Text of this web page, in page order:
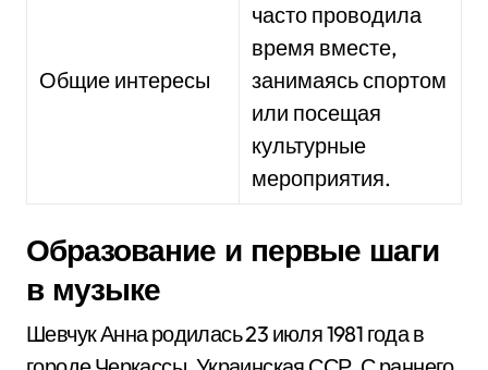
Общие интересы
часто проводила
время вместе,
занимаясь спортом
или посещая
культурные
мероприятия.
Образование и первые шаги
в музыке
Шевчук Анна родилась 23 июля 1981 года в